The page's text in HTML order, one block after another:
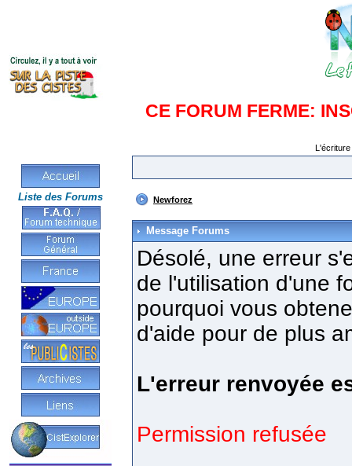
CE FORUM FERME:
Liste des Forums Newforez
Message Forums
Désolé, une erreur
de l'utilisation d'une
pourquoi vous
d'aide pour de plus
L'erreur renvoyée
Permission refusée